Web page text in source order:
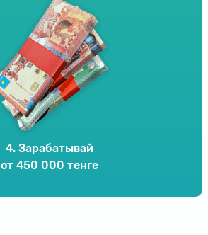
4. Зарабатывай
от 450 000 тенге